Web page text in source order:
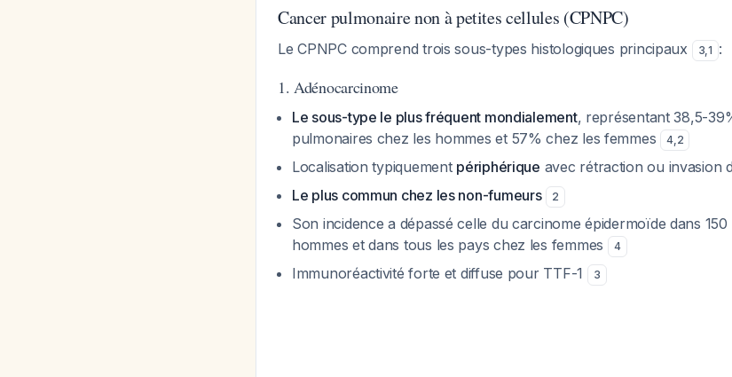
Cancer pulmonaire non à petites cellules (CPNPC)
Le CPNPC comprend trois sous-types histologiques principaux 3,1 :
1. Adénocarcinome
Le sous-type le plus fréquent mondialement, représentant 38,5-
pulmonaires chez les hommes et 57% chez les femmes
4,2
Localisation typiquement périphérique avec rétraction ou invasion
Le plus commun chez les non-fumeurs 2
Son incidence a dépassé celle du carcinome épidermoïde dans
hommes et dans tous les pays chez les femmes
4
Immunoréactivité forte et diffuse pour TTF-1 3